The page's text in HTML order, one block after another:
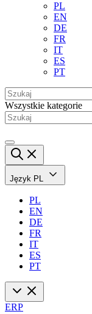
PL
EN
DE
FR
IT
ES
PT
Wszystkie kategorie
Język PL
PL
EN
DE
FR
IT
ES
PT
ERP